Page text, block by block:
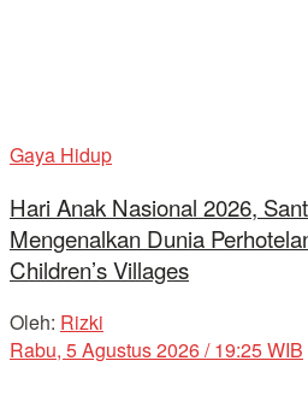
Gaya Hidup
Hari Anak Nasional 2026,
Mengenalkan Dunia
Children’s Villages
Oleh: Rizki
Rabu, 5 Agustus 2026 / 19:25 WIB